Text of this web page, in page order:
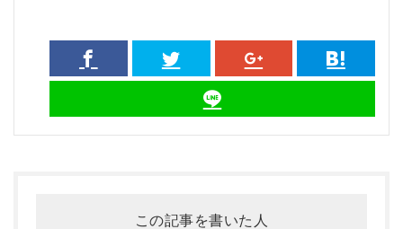
この記事を書いた人